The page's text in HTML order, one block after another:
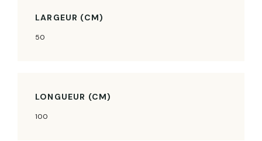
LARGEUR (CM)
50
LONGUEUR (CM)
100